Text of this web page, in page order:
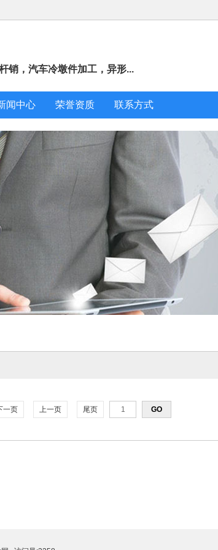
销，汽车冷墩件加工，异形...
闻中心 荣誉资质 联系方式
一页 上一页 尾页